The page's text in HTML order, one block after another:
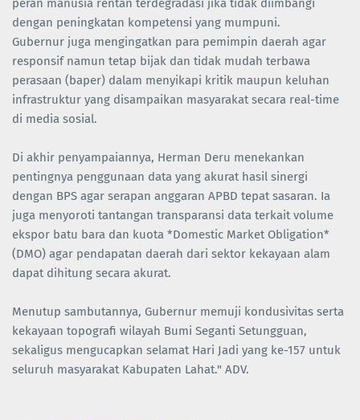
peran manusia rentan terdegradasi jika tidak diimbangi
dengan peningkatan kompetensi yang mumpuni.
Gubernur juga mengingatkan para pemimpin daerah agar
responsif namun tetap bijak dan tidak mudah terbawa
perasaan (baper) dalam menyikapi kritik maupun keluhan
infrastruktur yang disampaikan masyarakat secara real-time
di media sosial.
Di akhir penyampaiannya, Herman Deru menekankan
pentingnya penggunaan data yang akurat hasil sinergi
dengan BPS agar serapan anggaran APBD tepat sasaran. Ia
juga menyoroti tantangan transparansi data terkait volume
ekspor batu bara dan kuota *Domestic Market Obligation*
(DMO) agar pendapatan daerah dari sektor kekayaan alam
dapat dihitung secara akurat.
Menutup sambutannya, Gubernur memuji kondusivitas serta
kekayaan topografi wilayah Bumi Seganti Setungguan,
sekaligus mengucapkan selamat Hari Jadi yang ke-157 untuk
seluruh masyarakat Kabupaten Lahat." ADV.